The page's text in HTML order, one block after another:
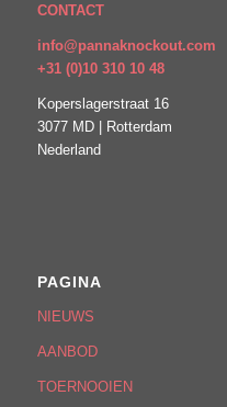
CONTACT
info@pannaknockout.com
+31 (0)10 310 10 48
Koperslagerstraat 16
3077 MD | Rotterdam
Nederland
PAGINA
NIEUWS
AANBOD
TOERNOOIEN